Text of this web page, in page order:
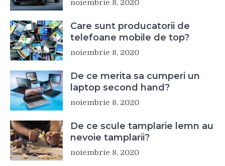
noiembrie 8, 2020
Care sunt producatorii de
telefoane mobile de top?
noiembrie 8, 2020
De ce merita sa cumperi un
laptop second hand?
noiembrie 8, 2020
De ce scule tamplarie lemn au
nevoie tamplarii?
noiembrie 8, 2020